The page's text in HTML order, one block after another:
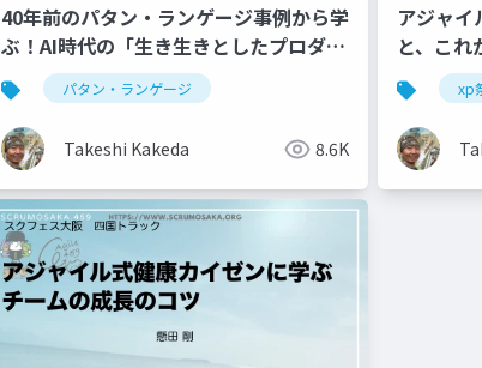
extreme programming アジャイル昔ばなし
40年前のパタン・ランゲージ事例から学
ぶ！AI時代の「生き生きとしたプロダク
ト」の作り方パタン・ランゲージ
Takeshi Kakeda 8.6K
アジャイ
と、これ
xp